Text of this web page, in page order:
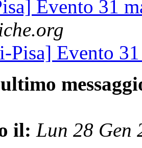
Evento 31
Pisa] Evento
il: Lun 28 Gen